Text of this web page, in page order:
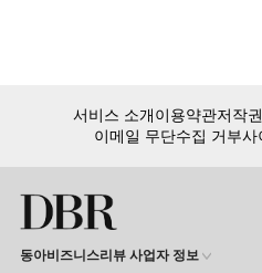
서비스 소개이용약관저작
이메일 무단수집 거부사
동아비즈니스리뷰 사업자 정보